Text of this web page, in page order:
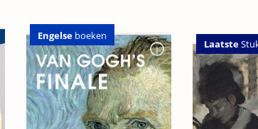
Engelse boeken
Laatste